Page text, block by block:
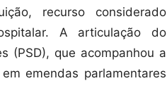
recurso considerado
A articulação do
(PSD), que acompanhou a
emendas parlamentares